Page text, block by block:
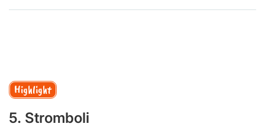
Highlight
5. Stromboli